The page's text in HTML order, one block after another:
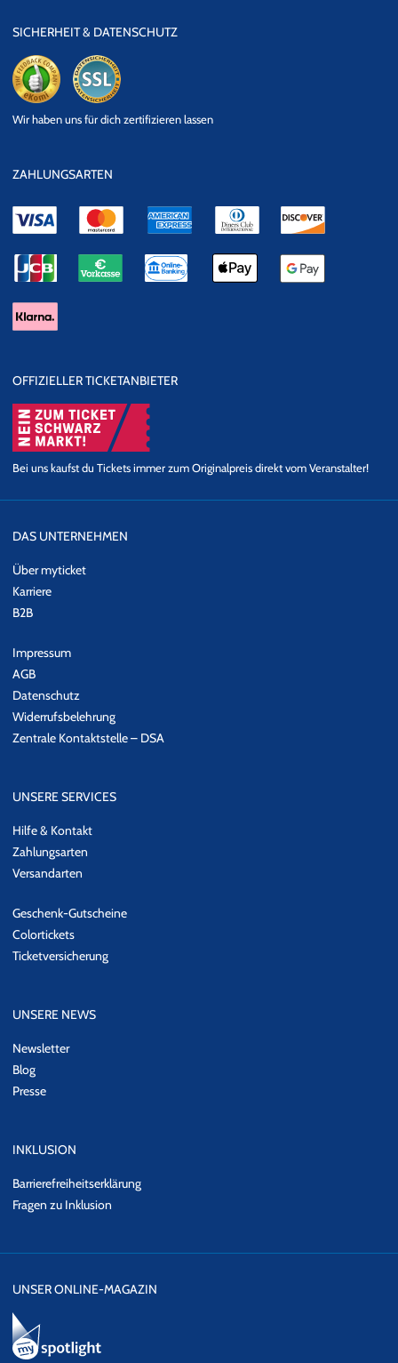
SICHERHEIT & DATENSCHUTZ
Datensicherheit
Wir haben uns für dich zertifizieren lassen
ZAHLUNGSARTEN
OFFIZIELLER TICKETANBIETER
Bei uns kaufst du Tickets immer zum Originalpreis direkt vom Veranstalter!
DAS UNTERNEHMEN
Über myticket
Karriere
B2B
Impressum
AGB
Datenschutz
Widerrufsbelehrung
Zentrale Kontaktstelle – DSA
UNSERE SERVICES
Hilfe & Kontakt
Zahlungsarten
Versandarten
Geschenk-Gutscheine
Colortickets
Ticketversicherung
UNSERE NEWS
Newsletter
Blog
Presse
INKLUSION
Barrierefreiheitserklärung
Fragen zu Inklusion
UNSER ONLINE-MAGAZIN